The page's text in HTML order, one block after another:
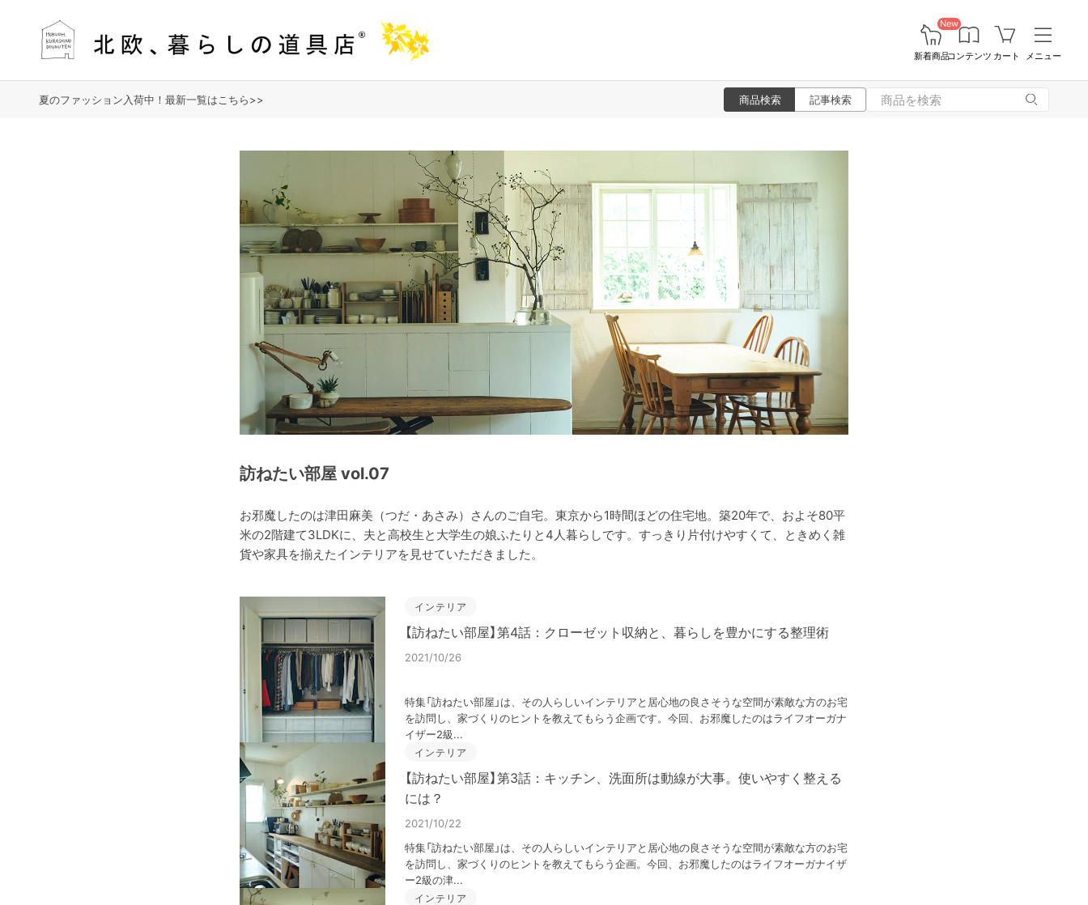
New
新着商品コンテンツ カート メニュー
夏のファッション入荷中！最新一覧はこちら>> 商品検索 記事検索
訪ねたい部屋 vol.07
お邪魔したのは津田麻美（つだ・あさみ）さんのご自宅。東京から1時間ほどの住宅地。築20年で、およそ80平
米の2階建て3LDKに、夫と高校生と大学生の娘ふたりと4人暮らしです。すっきり片付けやすくて、ときめく雑
貨や家具を揃えたインテリアを見せていただきました。
インテリア
【訪ねたい部屋】第4話：クローゼット収納と、暮らしを豊かにする整理術
2021/10/26
特集「訪ねたい部屋」は、その人らしいインテリアと居心地の良さそうな空間が素敵な方のお宅
を訪問し、家づくりのヒントを教えてもらう企画です。今回、お邪魔したのはライフオーガナ
イザー2級...
インテリア
【訪ねたい部屋】第3話：キッチン、洗面所は動線が大事。使いやすく整える
には？
2021/10/22
特集「訪ねたい部屋」は、その人らしいインテリアと居心地の良さそうな空間が素敵な方のお宅
を訪問し、家づくりのヒントを教えてもらう企画。今回、お邪魔したのはライフオーガナイザ
ー2級の津...
インテリア